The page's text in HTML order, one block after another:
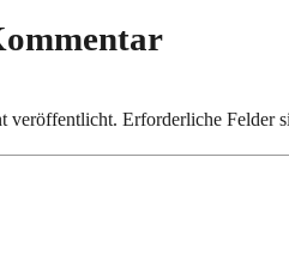
veröffentlicht. Erforderliche Felder